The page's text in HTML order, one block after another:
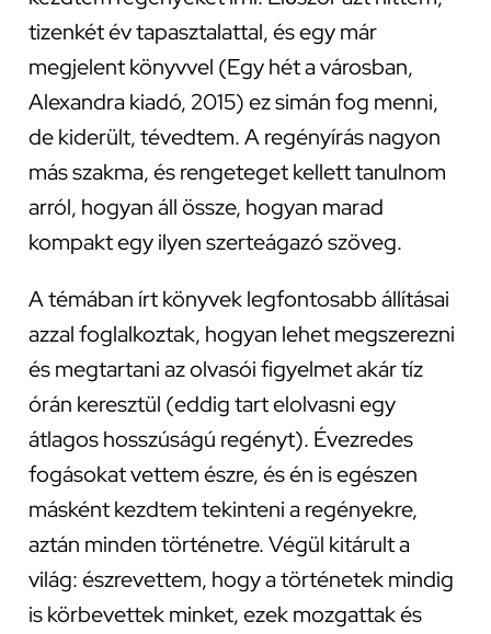
tizenkét év tapasztalattal, és egy már
megjelent könyvvel (Egy hét a városban,
Alexandra kiadó, 2015) ez simán fog menni,
de kiderült, tévedtem. A regényírás nagyon
más szakma, és rengeteget kellett tanulnom
arról, hogyan áll össze, hogyan marad
kompakt egy ilyen szerteágazó szöveg.
A témában írt könyvek legfontosabb állításai
azzal foglalkoztak, hogyan lehet megszerezni
és megtartani az olvasói figyelmet akár tíz
órán keresztül (eddig tart elolvasni egy
átlagos hosszúságú regényt). Évezredes
fogásokat vettem észre, és én is egészen
másként kezdtem tekinteni a regényekre,
aztán minden történetre. Végül kitárult a
világ: észrevettem, hogy a történetek mindig
is körbevettek minket, ezek mozgattak és